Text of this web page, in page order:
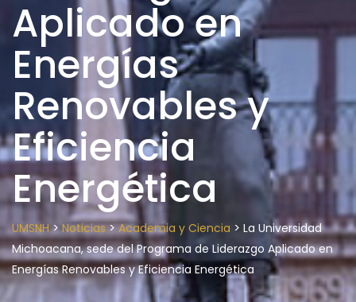
Aplicado en
Energías
Renovables y
Eficiencia
Energética
UMSNH> Noticias>Academia y Ciencia > La Universidad
Michoacana, sede del Programa de Liderazgo Aplicado en
Energías Renovables y Eficiencia Energética